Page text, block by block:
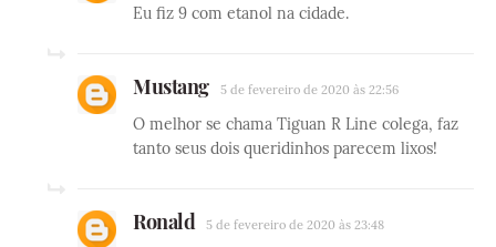
Eu fiz 9 com etanol na cidade.
Mustang 5 de fevereiro de 2020 às 22:56
O melhor se chama Tiguan R Line colega, faz
tanto seus dois queridinhos parecem lixos!
Ronald 5 de fevereiro de 2020 às 23:48